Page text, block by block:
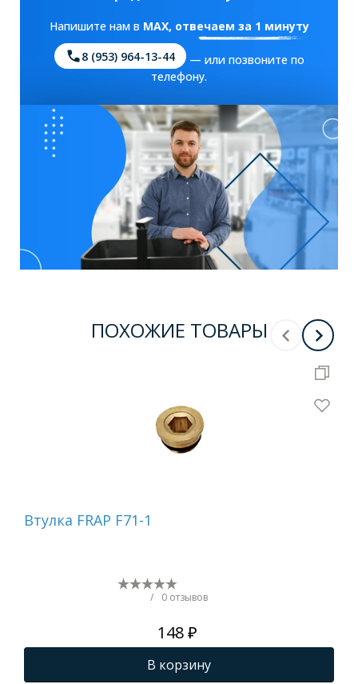
Напишите нам в MAX, отвечаем за 1 минуту
8 (953) 964-13-44
— или позвоните по
телефону.
ПОХОЖИЕ ТОВАРЫ
Втулка FRAP F71-1
/ 0 отзывов
148 ₽
В корзину